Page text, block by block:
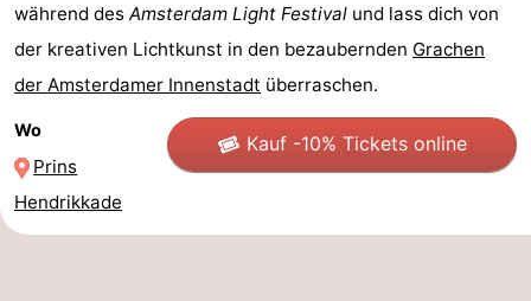
Zentrum
und
Parks
Stadtviertel
Umgebung
Nordholland
-
während des Amsterdam Light Festival und lass dich von
der kreativen Lichtkunst in den bezaubernden Grachen
der Amsterdamer Innenstadt überraschen.
Kauf -10% Tickets online
Wo
Prins
Hendrikkade